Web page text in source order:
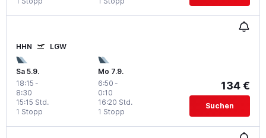
HHN LGW
Sa 5.9.
18:15 -
8:30
1 Stopp
15:15 Std.
Mo 7.9.
6:50 -
0:10
1 Stopp
16:20 Std.
134 €
Suchen